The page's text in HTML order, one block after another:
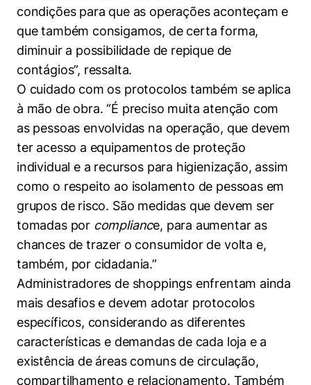
condições para que as operações aconteçam e
que também consigamos, de certa forma,
diminuir a possibilidade de repique de
contágios”, ressalta.
O cuidado com os protocolos também se aplica
à mão de obra. “É preciso muita atenção com
as pessoas envolvidas na operação, que devem
ter acesso a equipamentos de proteção
individual e a recursos para higienização, assim
como o respeito ao isolamento de pessoas em
grupos de risco. São medidas que devem ser
tomadas por compliance, para aumentar as
chances de trazer o consumidor de volta e,
também, por cidadania.”
Administradores de shoppings enfrentam ainda
mais desafios e devem adotar protocolos
específicos, considerando as diferentes
características e demandas de cada loja e a
existência de áreas comuns de circulação,
compartilhamento e relacionamento. Também